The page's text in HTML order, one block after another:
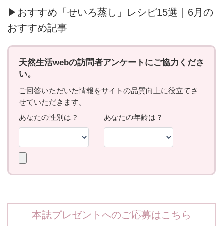
▶おすすめ「せいろ蒸し」レシピ15選｜6月の
おすすめ記事
本誌プレゼントへのご応募はこちら